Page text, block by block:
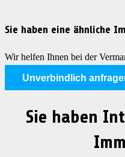
Sie haben eine ähnliche
Wir helfen Ihnen bei der
Unverbindlich
Sie haben